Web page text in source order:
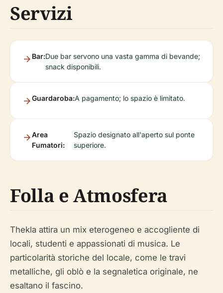
Servizi
Bar:Due bar servono una vasta gamma di bevande;
snack disponibili.
Guardaroba:A pagamento; lo spazio è limitato.
Area
Fumatori:
Spazio designato all'aperto sul ponte
superiore.
Folla e Atmosfera
Thekla attira un mix eterogeneo e accogliente di
locali, studenti e appassionati di musica. Le
particolarità storiche del locale, come le travi
metalliche, gli oblò e la segnaletica originale, ne
esaltano il fascino.